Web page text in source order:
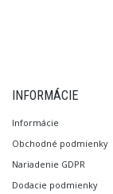
INFORMÁCIE
Informácie
Obchodné podmienky
Nariadenie GDPR
Dodacie podmienky